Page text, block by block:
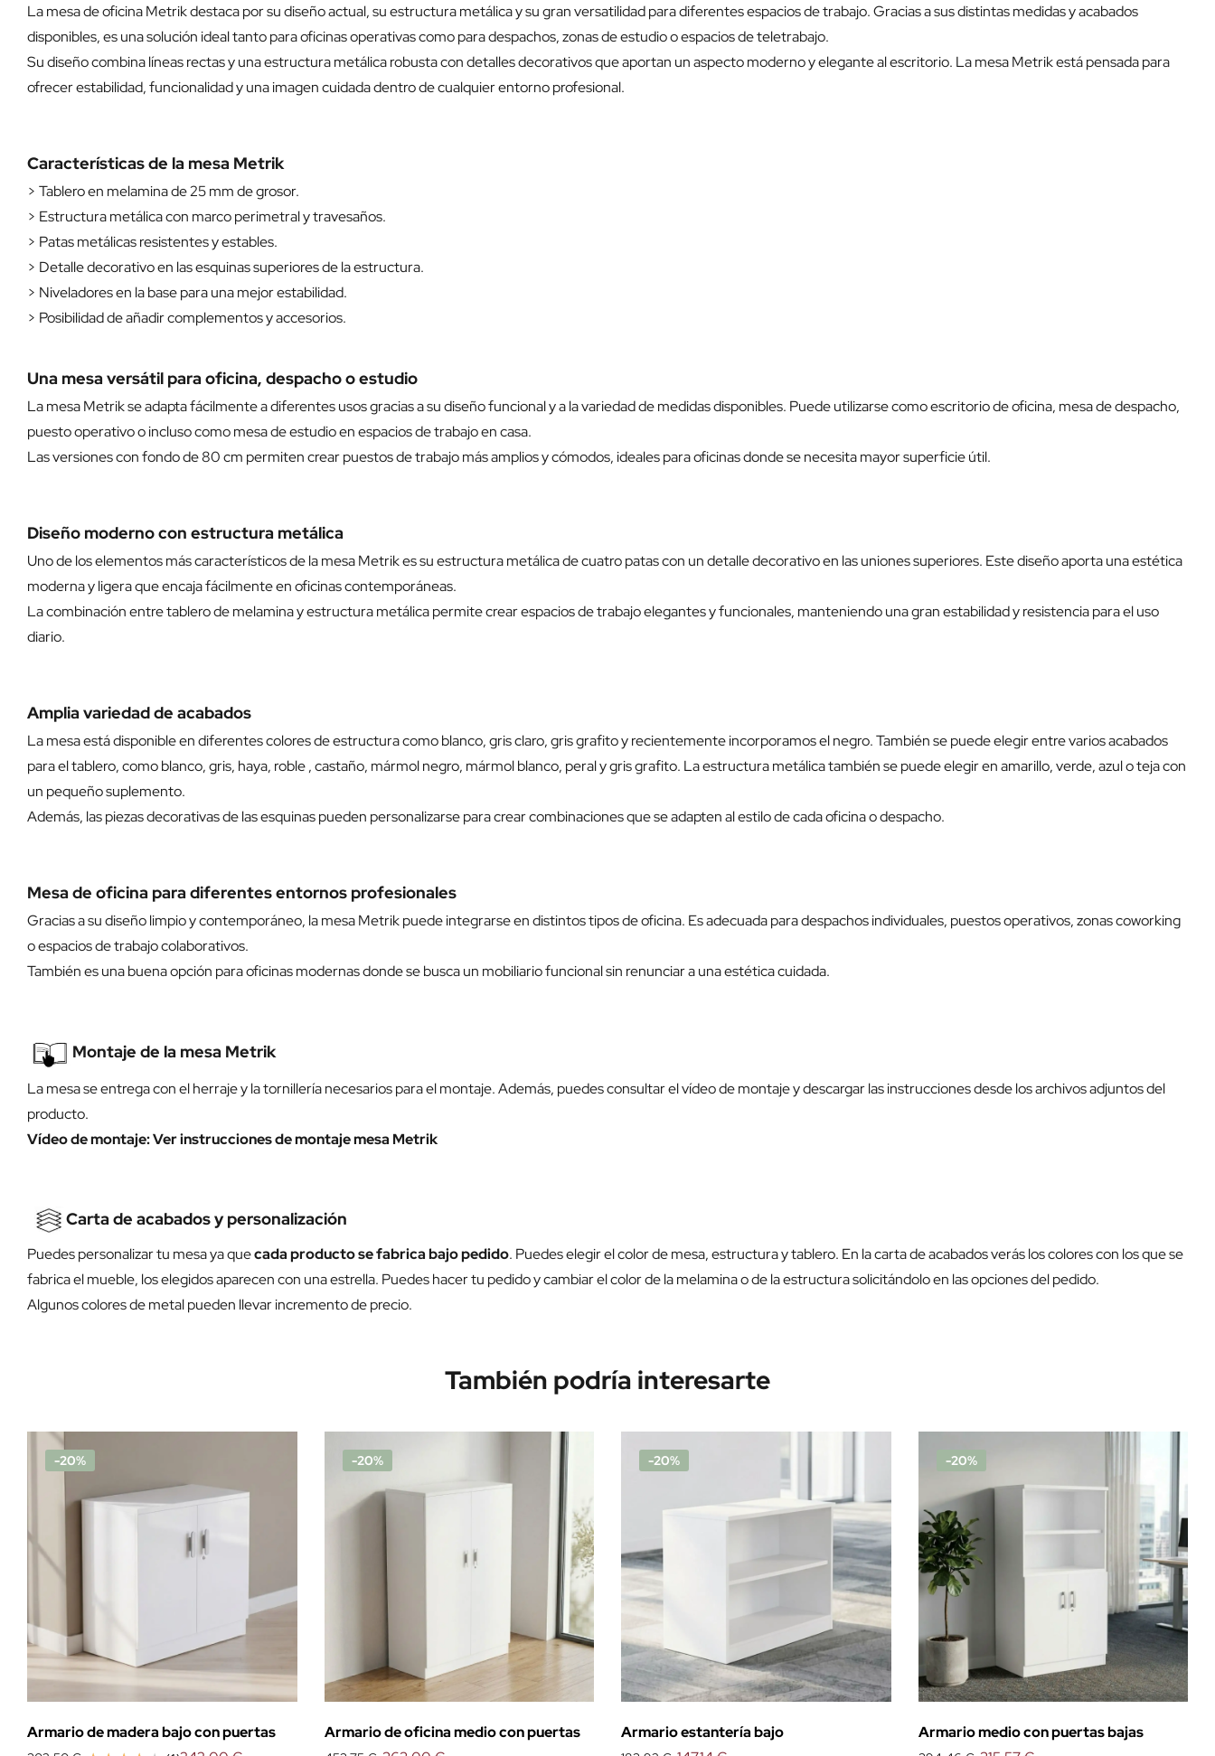
La mesa de oficina Metrik destaca por su diseño actual, su estructura metálica y su gran versatilidad para diferentes espacios de trabajo. Gracias a sus distintas medidas y acabados
disponibles, es una solución ideal tanto para oficinas operativas como para despachos, zonas de estudio o espacios de teletrabajo.
Su diseño combina líneas rectas y una estructura metálica robusta con detalles decorativos que aportan un aspecto moderno y elegante al escritorio. La mesa Metrik está pensada para
ofrecer estabilidad, funcionalidad y una imagen cuidada dentro de cualquier entorno profesional.
Características de la mesa Metrik
> Tablero en melamina de 25 mm de grosor.
> Estructura metálica con marco perimetral y travesaños.
> Patas metálicas resistentes y estables.
> Detalle decorativo en las esquinas superiores de la estructura.
> Niveladores en la base para una mejor estabilidad.
> Posibilidad de añadir complementos y accesorios.
Una mesa versátil para oficina, despacho o estudio
La mesa Metrik se adapta fácilmente a diferentes usos gracias a su diseño funcional y a la variedad de medidas disponibles. Puede utilizarse como escritorio de oficina, mesa de despacho,
puesto operativo o incluso como mesa de estudio en espacios de trabajo en casa.
Las versiones con fondo de 80 cm permiten crear puestos de trabajo más amplios y cómodos, ideales para oficinas donde se necesita mayor superficie útil.
Diseño moderno con estructura metálica
Uno de los elementos más característicos de la mesa Metrik es su estructura metálica de cuatro patas con un detalle decorativo en las uniones superiores. Este diseño aporta una estética
moderna y ligera que encaja fácilmente en oficinas contemporáneas.
La combinación entre tablero de melamina y estructura metálica permite crear espacios de trabajo elegantes y funcionales, manteniendo una gran estabilidad y resistencia para el uso
diario.
Amplia variedad de acabados
La mesa está disponible en diferentes colores de estructura como blanco, gris claro, gris grafito y recientemente incorporamos el negro. También se puede elegir entre varios acabados
para el tablero, como blanco, gris, haya, roble , castaño, mármol negro, mármol blanco, peral y gris grafito. La estructura metálica también se puede elegir en amarillo, verde, azul o teja con
un pequeño suplemento.
Además, las piezas decorativas de las esquinas pueden personalizarse para crear combinaciones que se adapten al estilo de cada oficina o despacho.
Mesa de oficina para diferentes entornos profesionales
Gracias a su diseño limpio y contemporáneo, la mesa Metrik puede integrarse en distintos tipos de oficina. Es adecuada para despachos individuales, puestos operativos, zonas coworking
o espacios de trabajo colaborativos.
También es una buena opción para oficinas modernas donde se busca un mobiliario funcional sin renunciar a una estética cuidada.
Montaje de la mesa Metrik
La mesa se entrega con el herraje y la tornillería necesarios para el montaje. Además, puedes consultar el vídeo de montaje y descargar las instrucciones desde los archivos adjuntos del
producto.
Vídeo de montaje:Ver instrucciones de montaje mesa Metrik
Carta de acabados y personalización
Puedes personalizar tu mesa ya quecada producto se fabrica bajo pedido. Puedes elegir el color de mesa, estructura y tablero. En la carta de acabados verás los colores con los que se
fabrica el mueble, los elegidos aparecen con una estrella. Puedes hacer tu pedido y cambiar el color de la melamina o de la estructura solicitándolo en las opciones del pedido.
Algunos colores de metal pueden llevar incremento de precio.
También podría interesarte
-20%
Armario de madera bajo con puertas
-20%
Armario de oficina medio con puertas
-20%
Armario estantería bajo
-20%
Armario medio con puertas bajas